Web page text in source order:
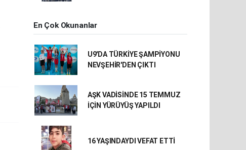
En Çok Okunanlar
U9'DA TÜRKİYE ŞAMPİYONU
NEVŞEHİR'DEN ÇIKTI
AŞK VADİSİNDE 15 TEMMUZ
İÇİN YÜRÜYÜŞ YAPILDI
16 YAŞINDAYDI VEFAT ETTİ